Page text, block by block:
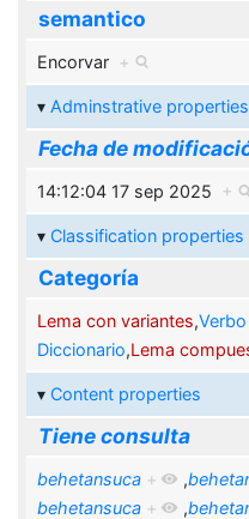
semantico
Encorvar +
Adminstrative properties
Fecha de
14:12:04 17 sep 2025 +
Classification properties
Categoría
Lema con variantes,
Diccionario,Lema
Content properties
Tiene consulta
behetansuca + ,
behetansuca + ,